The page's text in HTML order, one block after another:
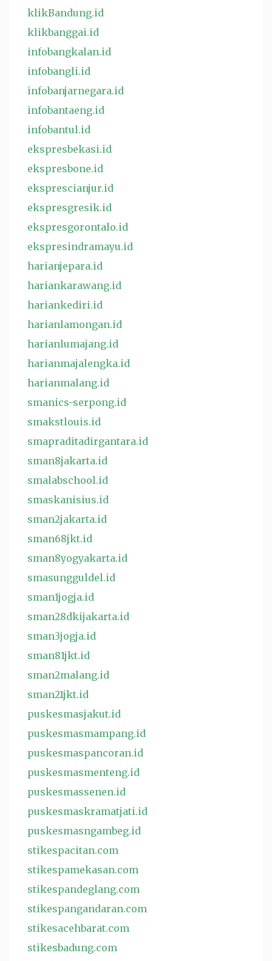
klikBandung.id
klikbanggai.id
infobangkalan.id
infobangli.id
infobanjarnegara.id
infobantaeng.id
infobantul.id
ekspresbekasi.id
ekspresbone.id
eksprescianjur.id
ekspresgresik.id
ekspresgorontalo.id
ekspresindramayu.id
harianjepara.id
hariankarawang.id
hariankediri.id
harianlamongan.id
harianlumajang.id
harianmajalengka.id
harianmalang.id
smanics-serpong.id
smakstlouis.id
smapraditadirgantara.id
sman8jakarta.id
smalabschool.id
smaskanisius.id
sman2jakarta.id
sman68jkt.id
sman8yogyakarta.id
smasungguldel.id
sman1jogja.id
sman28dkijakarta.id
sman3jogja.id
sman81jkt.id
sman2malang.id
sman21jkt.id
puskesmasjakut.id
puskesmasmampang.id
puskesmaspancoran.id
puskesmasmenteng.id
puskesmassenen.id
puskesmaskramatjati.id
puskesmasngambeg.id
stikespacitan.com
stikespamekasan.com
stikespandeglang.com
stikespangandaran.com
stikesacehbarat.com
stikesbadung.com